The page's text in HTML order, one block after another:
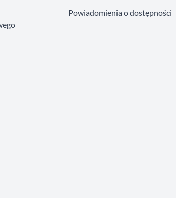
Powiadomienia o dostępności